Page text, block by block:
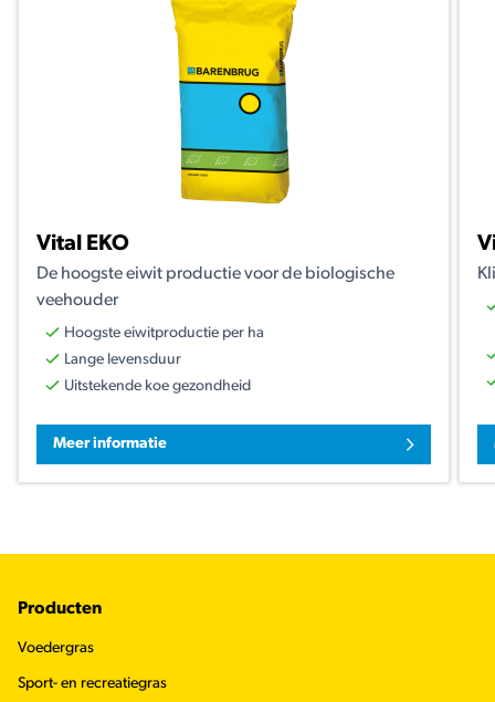
Vital EKO
De hoogste eiwit productie voor de biologische
veehouder
Hoogste eiwitproductie per ha
Lange levensduur
Uitstekende koe gezondheid
Meer informatie
Footer
Producten
Voedergras
Sport- en recreatiegras